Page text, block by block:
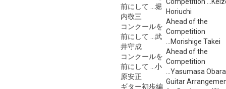
前にして ...堀
内敬三
コンクールを
前にして ...武
井守成
コンクールを
前にして ...小
原安正
ギター初歩編
Competition
Horiuchi
Ahead of the
Competition
...Morishige Takei
Ahead of the
Competition
...Yasumasa Obara
Guitar